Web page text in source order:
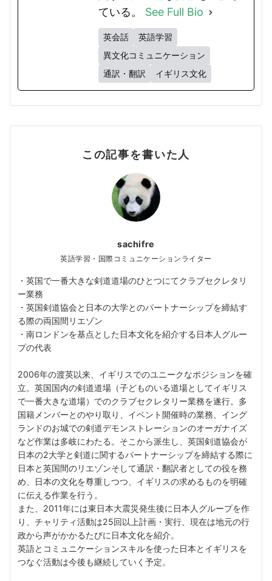
ている。 See Full Bio
英会話
英語学習
異文化コミュニケーション
通訳・翻訳
イギリス文化
この記事を書いた人
sachifre
英語学習・国際コミュニケーションライター
・英国で一番大きな剣道道場のひとつにてクラブセクレタリ
ー業務
・英国剣道協会と日本の大学とのパートナーシップを締結す
る際の両国間リエゾン
・南ロンドンを基点とした日本文化を紹介する日本人グルー
プの代表
2006年の渡英以来、イギリスでのユニークなポジションを確
立。英国国内の剣道道場（子どものいる道場としてイギリス
で一番大きな道場）でのクラブセクレタリー業務を遂行。多
国籍メンバーとのやり取り、イベント開催時の業務、イング
ランドのお城での剣道デモンストレーションのオーガナイズ
など作業は多岐にわたる。そこから派生し、英国剣道協会が
日本の2大学と剣道に関するパートナーシップを締結する際に
日本と英国間のリエゾンそして通訳・翻訳者としての役を務
め、日本の文化を尊重しつつ、イギリスの求めるものを明確
に伝える作業を行う。
また、2011年には東日本大震災発生後に日本人グループを作
り、チャリティ活動は25回以上計画・実行、現在は地元の行
政から声がかかるたびに日本文化を紹介。
英語とコミュニケーションスキルを使った日本とイギリスを
つなぐ活動は今後も継続していく予定。